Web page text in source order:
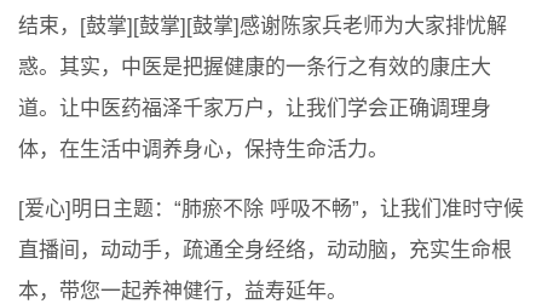
结束，[鼓掌][鼓掌][鼓掌]感谢陈家兵老师为大家排忧解
惑。其实，中医是把握健康的一条行之有效的康庄大
道。让中医药福泽千家万户，让我们学会正确调理身
体，在生活中调养身心，保持生命活力。
[爱心]明日主题：“肺瘀不除 呼吸不畅”，让我们准时守候
直播间，动动手，疏通全身经络，动动脑，充实生命根
本，带您一起养神健行，益寿延年。